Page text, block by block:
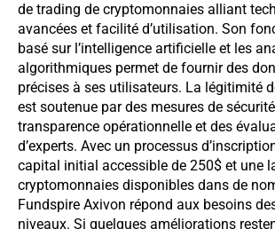
de trading de cryptomonnaies alliant
avancées et facilité d’utilisation. Son
basé sur l’intelligence artificielle et les
algorithmiques permet de fournir des
précises à ses utilisateurs. La légitimité
est soutenue par des mesures de
transparence opérationnelle et des
d’experts. Avec un processus
capital initial accessible de 250$ et une
cryptomonnaies disponibles dans de
Fundspire Axivon répond aux besoins
niveaux. Si quelques améliorations